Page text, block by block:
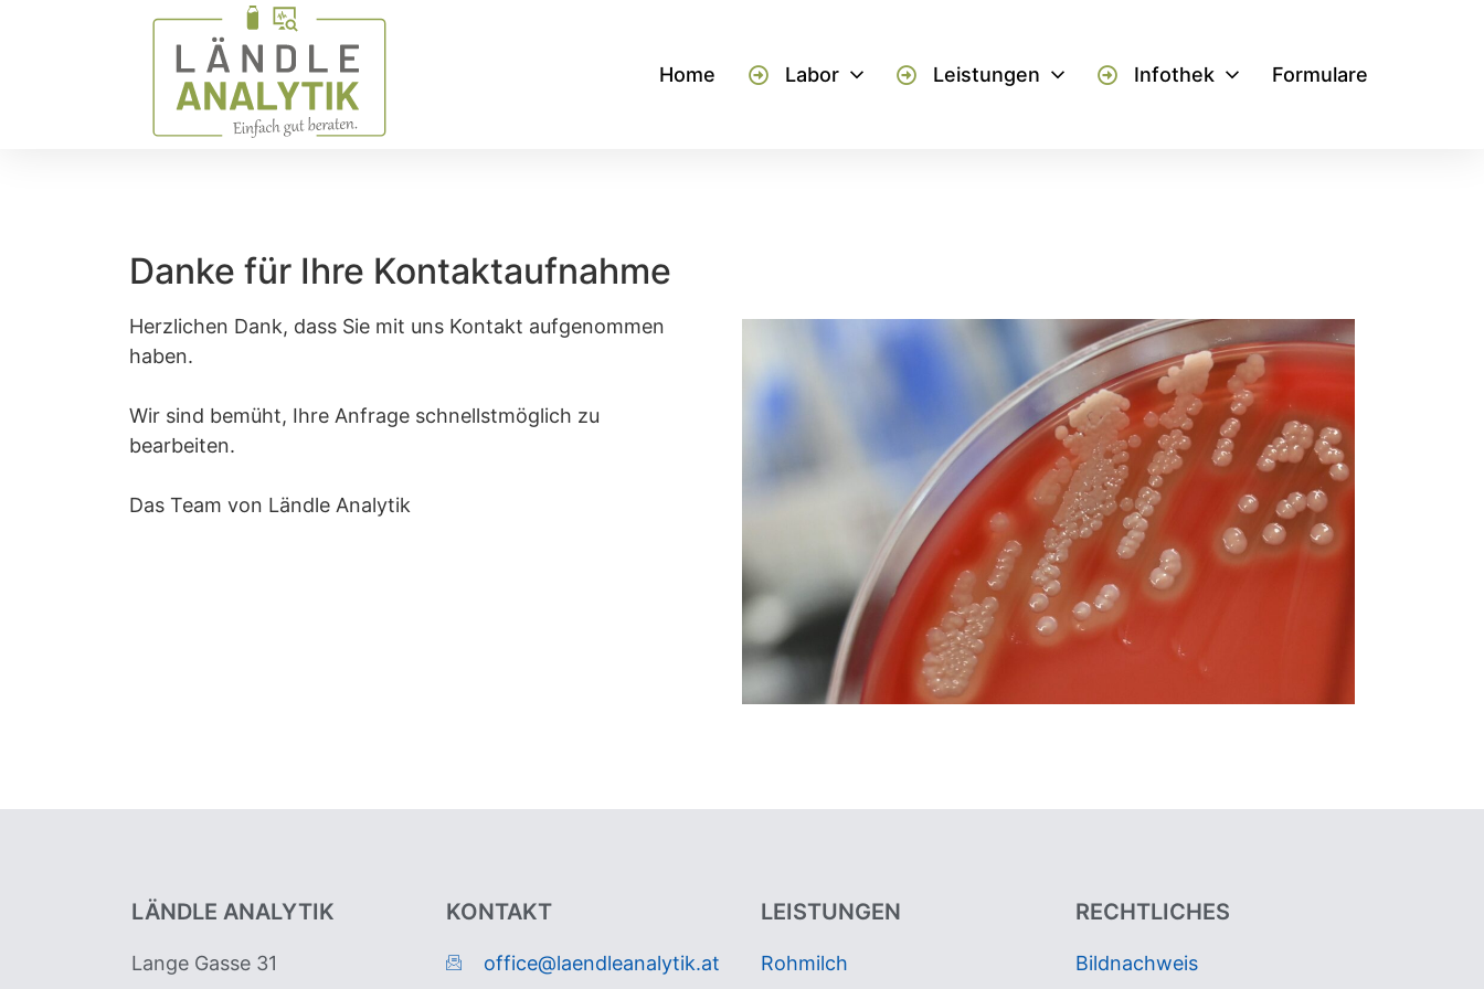
Home Labor Leistungen Infothek Formulare
Danke für Ihre Kontaktaufnahme
Herzlichen Dank, dass Sie mit uns Kontakt aufgenommen
haben.
Wir sind bemüht, Ihre Anfrage schnellstmöglich zu
bearbeiten.
Das Team von Ländle Analytik
LÄNDLE ANALYTIK
Lange Gasse 31
KONTAKT
office@laendleanalytik.at
LEISTUNGEN
Rohmilch
RECHTLICHES
Bildnachweis